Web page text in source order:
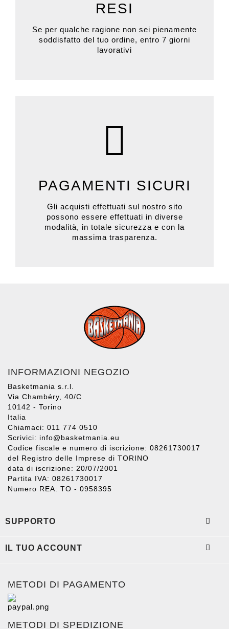
RESI
Se per qualche ragione non sei pienamente
soddisfatto del tuo ordine, entro 7 giorni
lavorativi
PAGAMENTI SICURI
Gli acquisti effettuati sul nostro sito
possono essere effettuati in diverse
modalità, in totale sicurezza e con la
massima trasparenza.
INFORMAZIONI NEGOZIO
Basketmania s.r.l.
Via Chambéry, 40/C
10142 - Torino
Italia
Chiamaci: 011 774 0510
Scrivici: info@basketmania.eu
Codice fiscale e numero di iscrizione: 08261730017
del Registro delle Imprese di TORINO
data di iscrizione: 20/07/2001
Partita IVA: 08261730017
Numero REA: TO - 0958395
SUPPORTO 
IL TUO ACCOUNT 
METODI DI PAGAMENTO
METODI DI SPEDIZIONE